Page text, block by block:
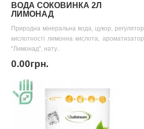
ВОДА СОКОВИНКА 2Л
ЛИМОНАД
Природна мінеральна вода, цукор, регулятор
кислотності лимонна кислота, ароматизатор
"Лимонад", нату..
0.00грн.